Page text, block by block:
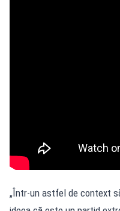
„Într-un astfel de context